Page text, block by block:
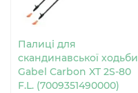
Палиці для
скандинавської ходьби
Gabel Carbon XT 2S-80
F.L. (7009351490000)